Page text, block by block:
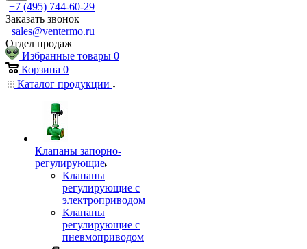
+7 (495) 744-60-29
Заказать звонок
sales@ventermo.ru
Отдел продаж
Избранные товары 0
Корзина 0
Каталог продукции
Клапаны запорно-
регулирующие
Клапаны
регулирующие с
электроприводом
Клапаны
регулирующие с
пневмоприводом